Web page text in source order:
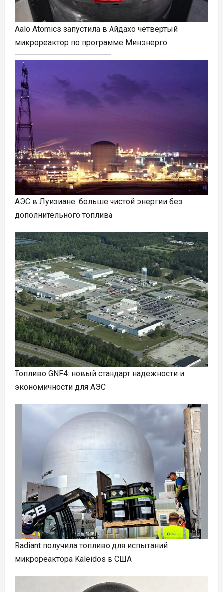
Aalo Atomics запустила в Айдахо четвертый
микрореактор по программе Минэнерго
АЭС в Луизиане: больше чистой энергии без
дополнительного топлива
Топливо GNF4: новый стандарт надежности и
экономичности для АЭС
Radiant получила топливо для испытаний
микрореактора Kaleidos в США